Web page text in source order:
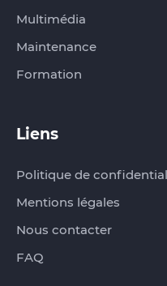
Multimédia
Maintenance
Formation
Liens
Politique de
Mentions légales
Nous contacter
FAQ